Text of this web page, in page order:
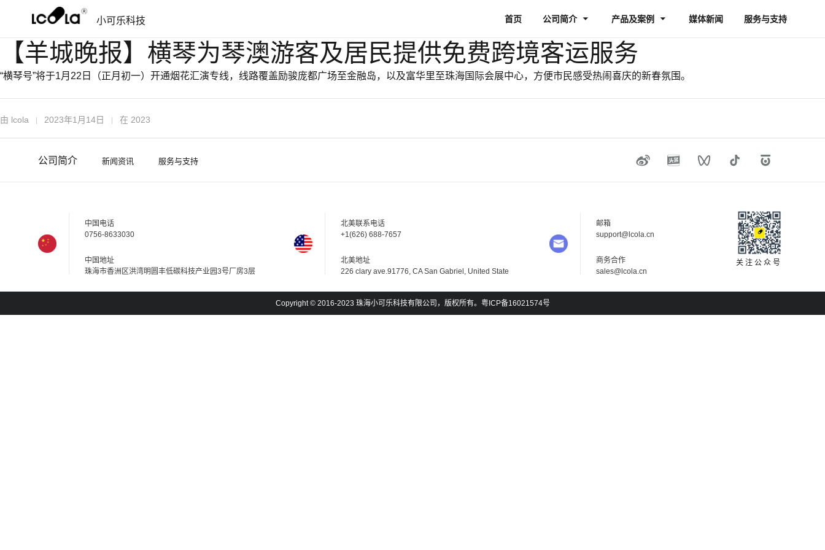
小可乐科技 首页 公司简介 产品及案例 媒体新闻 服务与支持
【羊城晚报】横琴为琴澳游客及居民提供免费跨境客运服务
“横琴号”将于1月22日（正月初一）开通烟花汇演专线，线路覆盖励骏庞都广场至金融岛，以及富华里至珠海国际会展中心，方便市民感受热闹喜庆的新春氛围。
由 lcola 2023年1月14日 在 2023
公司简介 新闻资讯 服务与支持
中国电话
0756-8633030
中国地址
珠海市香洲区洪湾明圆丰低碳科技产业园3号厂房3层
北美联系电话
+1(626) 688-7657
北美地址
226 clary ave.91776, CA San Gabriel, United State
邮箱
support@lcola.cn
商务合作
sales@ lco la.cn
关注公众号
Copyright © 2016-2023 珠海小可乐科技有限公司，版权所有。粤ICP备16021574号